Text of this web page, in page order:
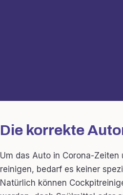
Die korrekte
Um das Auto in Corona-Zeiten
reinigen, bedarf es keiner
Natürlich können